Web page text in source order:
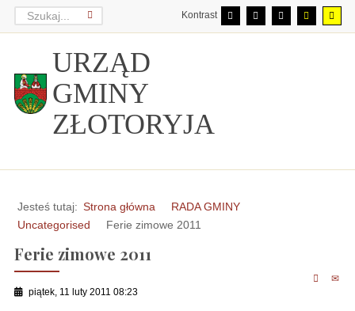
Kontrast
URZĄD
GMINY
ZŁOTORYJA
Jesteś tutaj: Strona główna
RADA GMINY
Uncategorised
Ferie zimowe 2011
Ferie zimowe 2011
piątek, 11 luty 2011 08:23